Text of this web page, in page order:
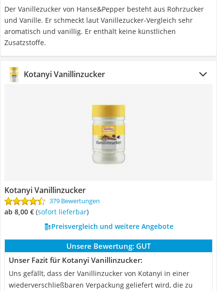
Der Vanillezucker von Hanse&Pepper besteht aus Rohrzucker
und Vanille. Er schmeckt laut Vanillezucker-Vergleich sehr
aromatisch und vanillig. Er enthält keine künstlichen
Zusatzstoffe.
Kotanyi Vanillinzucker
Kotanyi Vanillinzucker
379 Bewertungen
ab 8,00 € ( Sofort lieferbar)
Preisvergleich und weitere Angebote
Unsere Bewertung: GUT
Unser Fazit für Kotanyi Vanillinzucker:
Uns gefällt, dass der Vanillinzucker von Kotanyi in einer
wiederverschließbaren Verpackung geliefert wird, die zu